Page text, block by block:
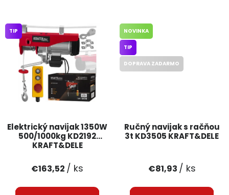
Elektrický navijak 1350W
500/1000kg KD2192
KRAFT&DELE
TIP
€163,52 / ks
Ručný navijak s račňou
3t KD3505 KRAFT&DELE
NOVINKA
TIP
DOPRAVA ZADARMO
€81,93 / ks